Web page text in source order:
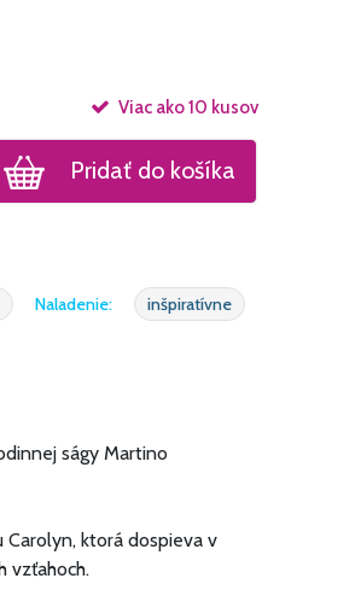
Viac ako 10 kusov
Pridať do košíka
Naladenie:
inšpiratívne
ságy Martino
ktorá dospieva v
vzťahoch.